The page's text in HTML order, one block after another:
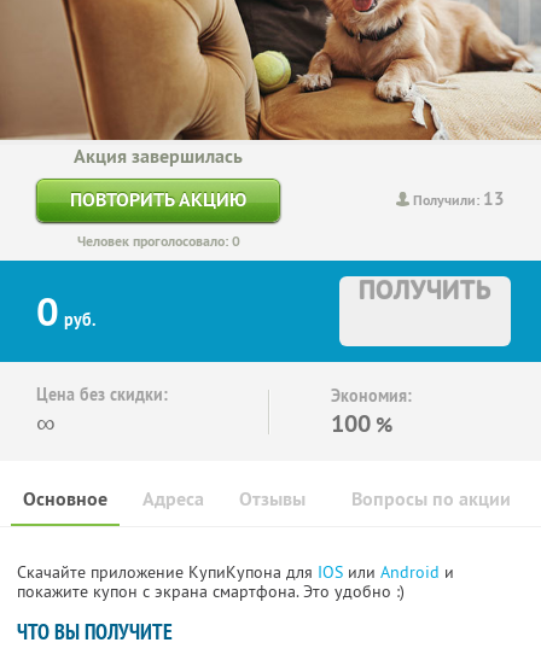
Получили: 13
Акция завершилась
ПОВТОРИТЬ АКЦИЮ
Человек проголосовало: 0
0 руб.
ПОЛУЧИТЬ
Цена без скидки:
∞
Экономия:
100 %
Основное Отзывы Вопросы по акции
Адреса
Скачайте приложение КупиКупона для IOS или Android и
покажите купон с экрана смартфона. Это удобно :)
ЧТО ВЫ ПОЛУЧИТЕ